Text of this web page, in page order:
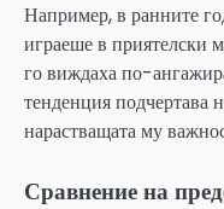
Например, в ранните
играеше в приятелски
го виждаха по-
тенденция подчертава
нарастващата му
Сравнение на